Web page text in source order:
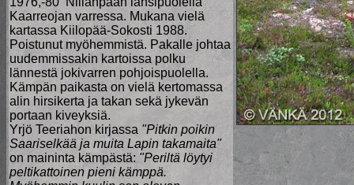
Kaarreojan varressa. Mukana vielä
kartassa Kiilopää-Sokosti 1988.
Poistunut myöhemmistä. Pakalle johtaa
uudemmissakin kartoissa polku
lännestä jokivarren pohjoispuolella.
Kämpän paikasta on vielä kertomassa
alin hirsikerta ja takan sekä jykevän
portaan kiveyksiä.
Yrjö Teeriahon kirjassa "Pitkin poikin
Saariselkää ja muita Lapin takamaita"
on maininta kämpästä: "Periltä löytyi
peltikattoinen pieni kämppä.